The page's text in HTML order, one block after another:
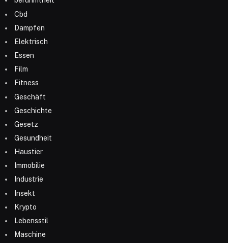
Cbd
Dampfen
Elektrisch
Essen
Film
Fitness
Geschäft
Geschichte
Gesetz
Gesundheit
Haustier
Immobilie
Industrie
Insekt
Krypto
Lebensstil
Maschine